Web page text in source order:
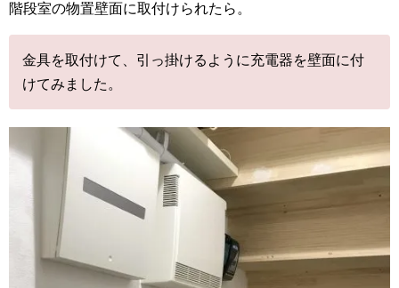
階段室の物置壁面に取付けられたら。
金具を取付けて、引っ掛けるように充電器を壁面に付
けてみました。